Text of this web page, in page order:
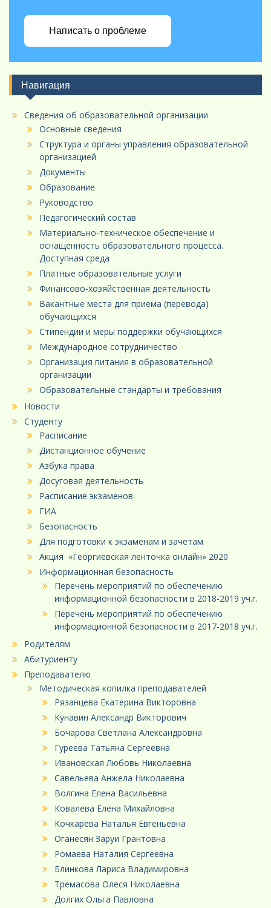
Написать о проблеме
Навигация
Сведения об образовательной организации
Основные сведения
Структура и органы управления образовательной
организацией
Документы
Образование
Руководство
Педагогический состав
Материально-техническое обеспечение и
оснащенность образовательного процесса.
Доступная среда
Платные образовательные услуги
Финансово-хозяйственная деятельность
Вакантные места для приёма (перевода)
обучающихся
Стипендии и меры поддержки обучающихся
Международное сотрудничество
Организация питания в образовательной
организации
Образовательные стандарты и требования
Новости
Студенту
Расписание
Дистанционное обучение
Азбука права
Досуговая деятельность
Расписание экзаменов
ГИА
Безопасность
Для подготовки к экзаменам и зачетам
Акция «Георгиевская ленточка онлайн» 2020
Информационная безопасность
Перечень мероприятий по обеспечению
информационной безопасности в 2018-2019 уч.г.
Перечень мероприятий по обеспечению
информационной безопасности в 2017-2018 уч.г.
Родителям
Абитуриенту
Преподавателю
Методическая копилка преподавателей
Рязанцева Екатерина Викторовна
Кунавин Александр Викторович
Бочарова Светлана Александровна
Гуреева Татьяна Сергеевна
Ивановская Любовь Николаевна
Савельева Анжела Николаевна
Волгина Елена Васильевна
Ковалева Елена Михайловна
Кочкарева Наталья Евгеньевна
Оганесян Заруи Грантовна
Ромаева Наталия Сергеевна
Блинкова Лариса Владимировна
Тремасова Олеся Николаевна
Долгих Ольга Павловна